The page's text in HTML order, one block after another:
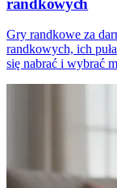
Gry randkowe za
randkowych, ich
się nabrać i wybrać